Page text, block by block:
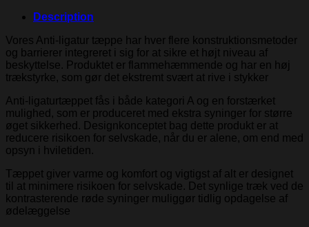
Description
Vores Anti-ligatur tæppe har hver flere konstruktionsmetoder
og barrierer integreret i sig for at sikre et højt niveau af
beskyttelse. Produktet er flammehæmmende og har en høj
trækstyrke, som gør det ekstremt svært at rive i stykker
Anti-ligaturtæppet fås i både kategori A og en forstærket
mulighed, som er produceret med ekstra syninger for større
øget sikkerhed. Designkonceptet bag dette produkt er at
reducere risikoen for selvskade, når du er alene, om end med
opsyn i hviletiden.
Tæppet giver varme og komfort og vigtigst af alt er designet
til at minimere risikoen for selvskade. Det synlige træk ved de
kontrasterende røde syninger muliggør tidlig opdagelse af
ødelæggelse